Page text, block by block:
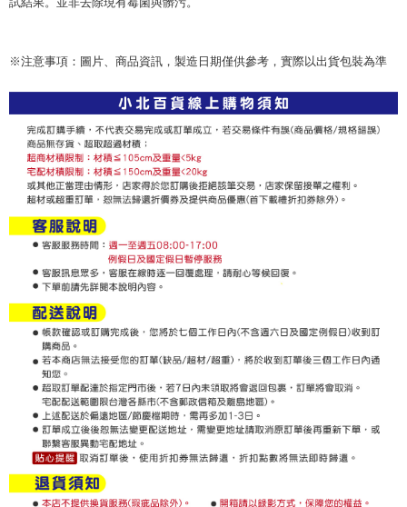
試結果。並非去除現有霉菌與髒污。
※注意事項：圖片、商品資訊，製造日期僅供參考，實際以出貨包裝為準